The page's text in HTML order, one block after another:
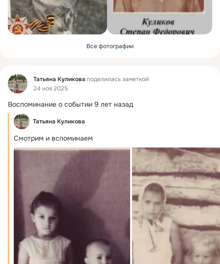
Все фотографии
Фид Татьяна Куликова поделилась заметкой
24 ноя 2025
Воспоминание о событии 9 лет назад
Татьяна Куликова
Смотрим и вспоминаем